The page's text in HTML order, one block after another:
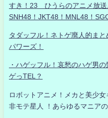
すき！23 ひうらのアニメ放
SNH48！JKT48！MNL48！
タダッフル！ネトゲ廃人的ま
パワーズ！
・ハゲッフル！哀愁のハゲ男
ゲっTEL？
ロボットアニメ！メカと美少
非モテ星人 ！あらゆるマニア